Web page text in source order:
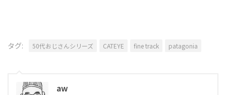
タグ: 50代おじさんシリーズ CATEYE fine track patagonia
aw